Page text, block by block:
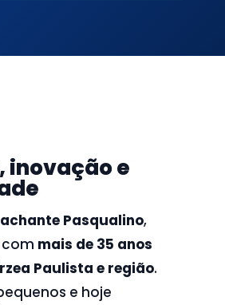
inovação e
Pasqualino,
mais de 35 anos
Paulista e região.
e hoje